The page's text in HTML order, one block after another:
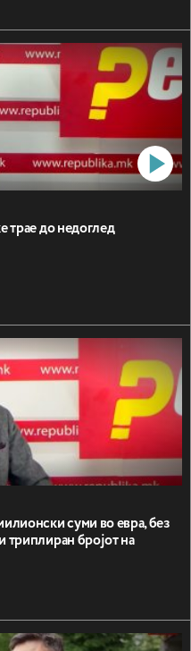
трае до недоглед
суми во евра, без
триплиран бројот на